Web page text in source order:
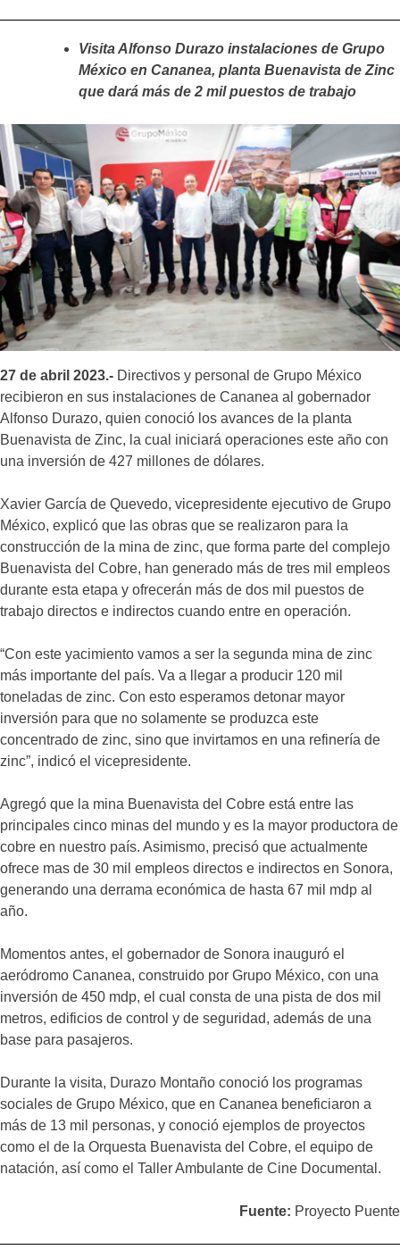
Visita Alfonso Durazo instalaciones de Grupo
México en Cananea, planta Buenavista de Zinc
que dará más de 2 mil puestos de trabajo
27 de abril 2023.- Directivos y personal de Grupo México
recibieron en sus instalaciones de Cananea al gobernador
Alfonso Durazo, quien conoció los avances de la planta
Buenavista de Zinc, la cual iniciará operaciones este año con
una inversión de 427 millones de dólares.
Xavier García de Quevedo, vicepresidente ejecutivo de Grupo
México, explicó que las obras que se realizaron para la
construcción de la mina de zinc, que forma parte del complejo
Buenavista del Cobre, han generado más de tres mil empleos
durante esta etapa y ofrecerán más de dos mil puestos de
trabajo directos e indirectos cuando entre en operación.
“Con este yacimiento vamos a ser la segunda mina de zinc
más importante del país. Va a llegar a producir 120 mil
toneladas de zinc. Con esto esperamos detonar mayor
inversión para que no solamente se produzca este
concentrado de zinc, sino que invirtamos en una refinería de
zinc”, indicó el vicepresidente.
Agregó que la mina Buenavista del Cobre está entre las
principales cinco minas del mundo y es la mayor productora de
cobre en nuestro país. Asimismo, precisó que actualmente
ofrece mas de 30 mil empleos directos e indirectos en Sonora,
generando una derrama económica de hasta 67 mil mdp al
año.
Momentos antes, el gobernador de Sonora inauguró el
aeródromo Cananea, construido por Grupo México, con una
inversión de 450 mdp, el cual consta de una pista de dos mil
metros, edificios de control y de seguridad, además de una
base para pasajeros.
Durante la visita, Durazo Montaño conoció los programas
sociales de Grupo México, que en Cananea beneficiaron a
más de 13 mil personas, y conoció ejemplos de proyectos
como el de la Orquesta Buenavista del Cobre, el equipo de
natación, así como el Taller Ambulante de Cine Documental.
Fuente: Proyecto Puente